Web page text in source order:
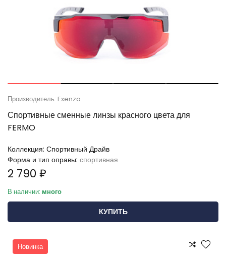
Производитель: Exenza
Спортивные сменные линзы красного цвета для
FERMO
Коллекция: Спортивный Драйв
Форма и тип оправы: спортивная
2 790 ₽
В наличии: много
КУПИТЬ
Новинка